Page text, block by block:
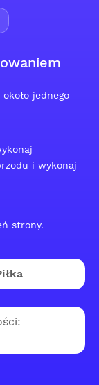
jednego
i wykonaj
strony.